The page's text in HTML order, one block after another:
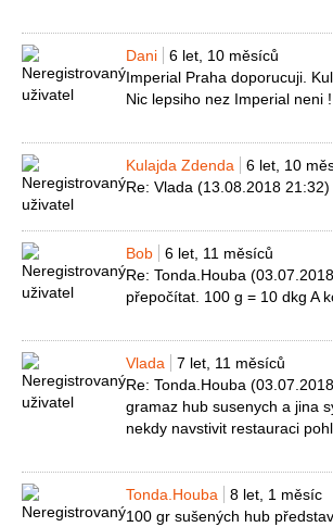
Dani
6 let, 10 měsíců
Imperial Praha doporucuji.
Nic lepsiho nez Imperial neni !
Kulajda Zdenda 6 let, 10
Re: Vlada (13.08.2018 21:32)
Bob
6 let, 11 měsíců
Re: Tonda.Houba
přepočítat. 100 g = 10 dkg A
Vlada 7 let, 11 měsíců
Re: Tonda.Houba
gramaz hub susenych a jina
nekdy navstivit restauraci
Tonda.Houba
8 let, 1 měsíc
100 gr sušených hub